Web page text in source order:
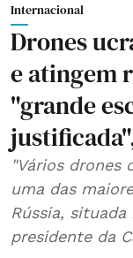
Internacional
Drones
e atingem
"grande
"Vários drones
uma das
Rússia,
presidente da